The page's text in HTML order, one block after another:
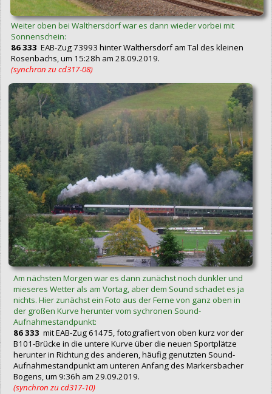
Weiter oben bei Walthersdorf war es dann wieder vorbei mit
Sonnenschein:
86 333 EAB-Zug 73993 hinter Walthersdorf am Tal des kleinen
Rosenbachs, um 15:28h am 28.09.2019.
(synchron zu cd317‑08)
Am nächsten Morgen war es dann zunächst noch dunkler und
mieseres Wetter als am Vortag, aber dem Sound schadet es ja
nichts. Hier zunächst ein Foto aus der Ferne von ganz oben in
der großen Kurve herunter vom sychronen Sound-
Aufnahmestandpunkt:
86 333 mit EAB-Zug 61475, fotografiert von oben kurz vor der
B101-Brücke in die untere Kurve über die neuen Sportplätze
herunter in Richtung des anderen, häufig genutzten Sound-
Aufnahmestandpunkt am unteren Anfang des Markersbacher
Bogens, um 9:36h am 29.09.2019.
(synchron zu cd317‑10)